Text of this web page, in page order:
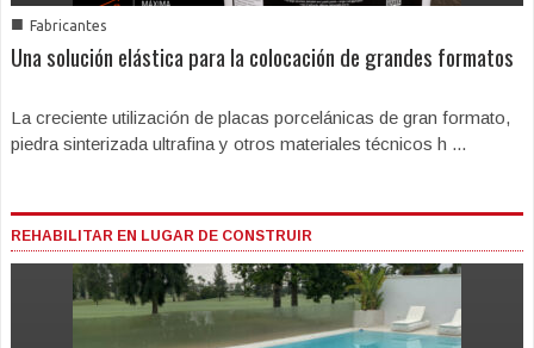
■ Fabricantes
Una solución elástica para la colocación de grandes formatos
La creciente utilización de placas porcelánicas de gran formato,
piedra sinterizada ultrafina y otros materiales técnicos h ...
REHABILITAR EN LUGAR DE CONSTRUIR